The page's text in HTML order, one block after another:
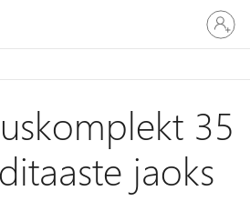
Logige
sisse
oma
35
jaoks